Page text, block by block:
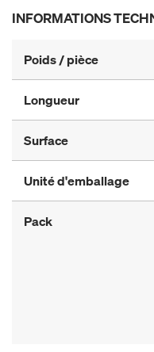
INFORMATIONS
Poids / pièce
Longueur
Surface
Unité d'emballage
Pack